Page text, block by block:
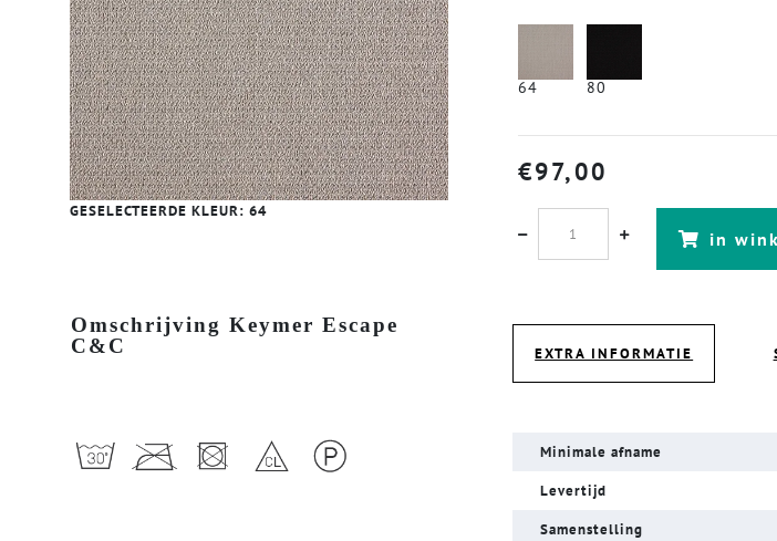
GESELECTEERDE KLEUR: 64
64 80
€97,00
in
Omschrijving Keymer Escape
C&C
EXTRA INFORMATIE
Minimale afname
Levertijd
Samenstelling